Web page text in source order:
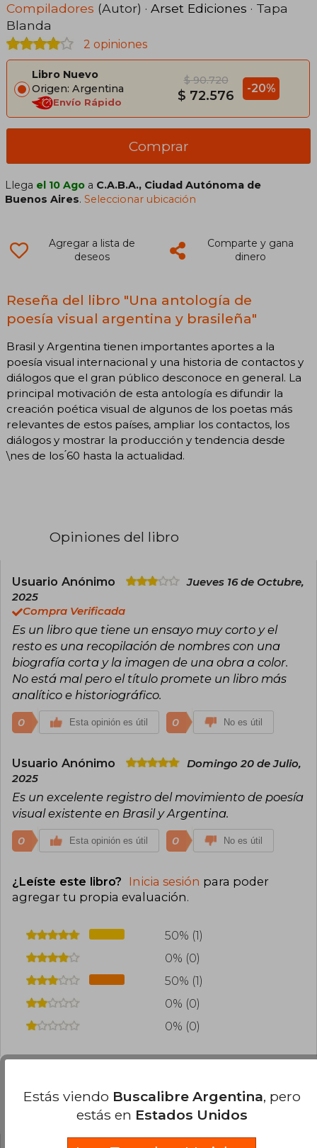
Compiladores (Autor) · Arset Ediciones · Tapa
Blanda
2 opiniones
Libro Nuevo
Origen: Argentina
Envío Rápido
$ 90.720
$ 72.576 -20%
Comprar
Llega el 10 Ago a C.A.B.A., Ciudad Autónoma de
Buenos Aires.Seleccionar ubicación
Agregar a lista de
deseos
Comparte y gana
dinero
Reseña del libro "Una antología de
poesía visual argentina y brasileña"
Brasil y Argentina tienen importantes aportes a la
poesía visual internacional y una historia de contactos y
diálogos que el gran público desconoce en general. La
principal motivación de esta antología es difundir la
creación poética visual de algunos de los poetas más
relevantes de estos países, ampliar los contactos, los
diálogos y mostrar la producción y tendencia desde
\nes de los ́60 hasta la actualidad.
Opiniones del libro
Usuario Anónimo
Jueves 16 de Octubre,
2025
Compra Verificada
Es un libro que tiene un ensayo muy corto y el
resto es una recopilación de nombres con una
biografía corta y la imagen de una obra a color.
No está mal pero el título promete un libro más
analítico e historiográfico.
0 Esta opinión es útil 0 No es útil
Usuario Anónimo
Domingo 20 de Julio,
2025
Es un excelente registro del movimiento de poesía
visual existente en Brasil y Argentina.
0 Esta opinión es útil 0 No es útil
¿Leíste este libro? Inicia sesión para poder
agregar tu propia evaluación.
50% (1)
0% (0)
50% (1)
0% (0)
0% (0)
Preguntas frecuentes sobre el libro
Estás viendo Buscalibre Argentina, pero
estás en Estados Unidos